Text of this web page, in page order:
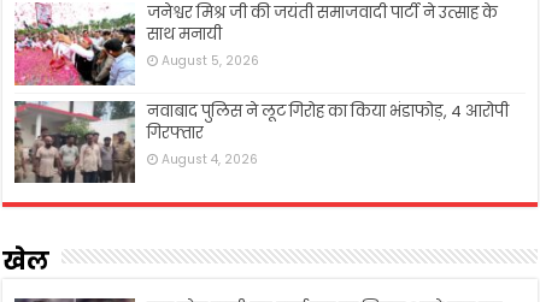
जनेश्वर मिश्र जी की जयंती समाजवादी पार्टी ने उत्साह के
साथ मनायी
August 5, 2026
नवाबाद पुलिस ने लूट गिरोह का किया भंडाफोड़, 4 आरोपी
गिरफ्तार
August 4, 2026
खेल